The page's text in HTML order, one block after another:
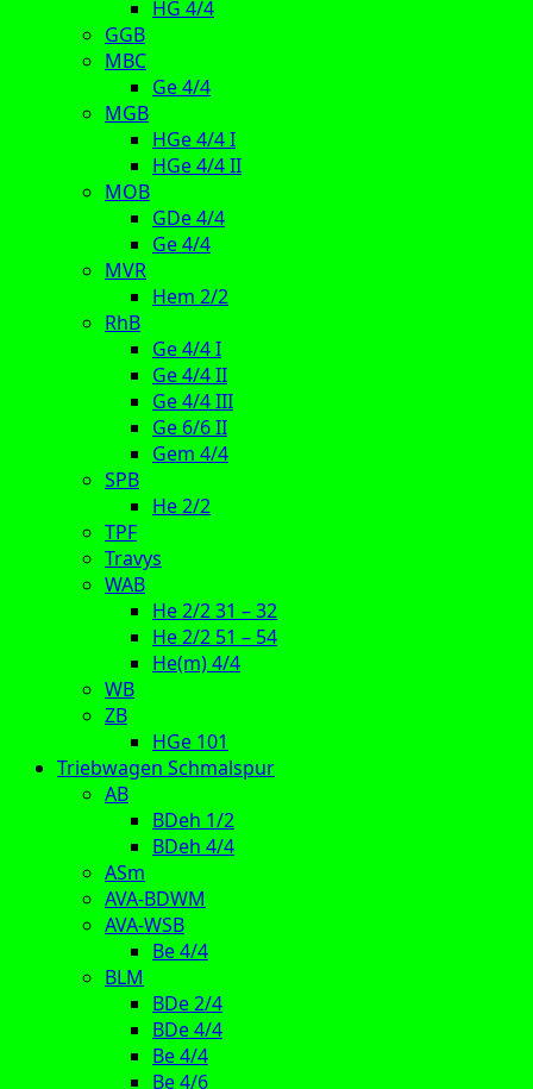
HG 4/4
GGB
MBC
Ge 4/4
MGB
HGe 4/4 I
HGe 4/4 II
MOB
GDe 4/4
Ge 4/4
MVR
Hem 2/2
RhB
Ge 4/4 I
Ge 4/4 II
Ge 4/4 III
Ge 6/6 II
Gem 4/4
SPB
He 2/2
TPF
Travys
WAB
He 2/2 31 – 32
He 2/2 51 – 54
He(m) 4/4
WB
ZB
HGe 101
Triebwagen Schmalspur
AB
BDeh 1/2
BDeh 4/4
ASm
AVA-BDWM
AVA-WSB
Be 4/4
BLM
BDe 2/4
BDe 4/4
Be 4/4
Be 4/6